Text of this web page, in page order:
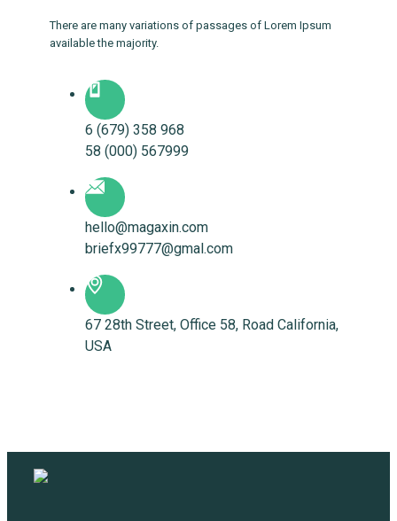
There are many variations of passages of Lorem Ipsum
available the majority.
6 (679) 358 968
58 (000) 567999
hello@magaxin.com
briefx99777@gmal.com
67 28th Street, Office 58, Road California,
USA